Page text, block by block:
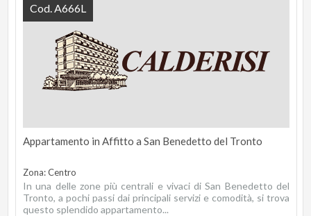
Appartamento in Affitto a San Benedetto del Tronto
Zona: Centro
In una delle zone più centrali e vivaci di San Benedetto del
Tronto, a pochi passi dai principali servizi e comodità, si trova
questo splendido appartamento...
Cod. A666L